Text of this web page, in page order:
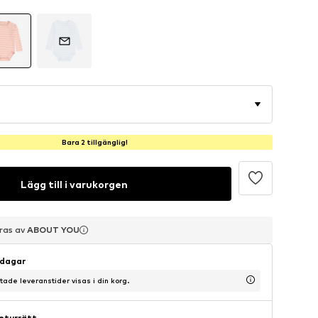
Bara 2 tillgänglig!
Lägg till i varukorgen
avABOUT YOU
avABOUT YOU
avABOUT YOU
leveranstider visas i din korg.